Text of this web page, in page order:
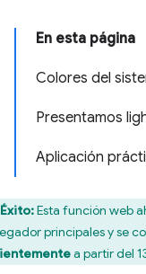
En esta página
Colores del
Presentamos
Aplicación
Éxito:Esta función web
principales y se
a partir del